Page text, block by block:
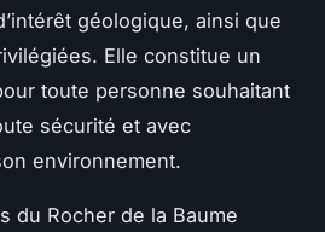
géologique, ainsi que
Elle constitue un
toute personne souhaitant
sécurité et avec
environnement.
du Rocher de la Baume